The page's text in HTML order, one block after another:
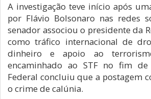
A investigação teve início após
por Flávio Bolsonaro nas redes
senador associou o presidente da
como tráfico internacional de
dinheiro e apoio ao
encaminhado ao STF no fim
Federal concluiu que a postagem
o crime de calúnia.